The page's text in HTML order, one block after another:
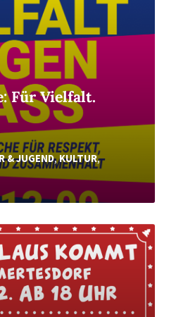
Für Vielfalt.
& JUGEND,KULTUR,